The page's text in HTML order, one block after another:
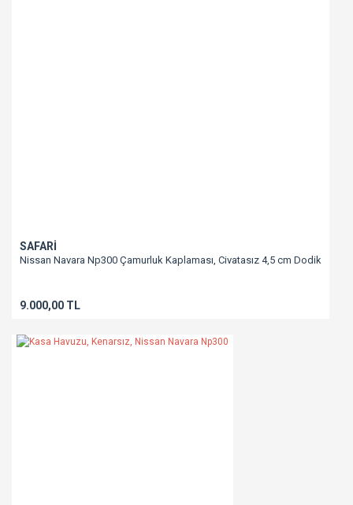
SAFARİ
Nissan Navara Np300 Çamurluk Kaplaması, Civatasız 4,5 cm Dodik
9.000,00 TL